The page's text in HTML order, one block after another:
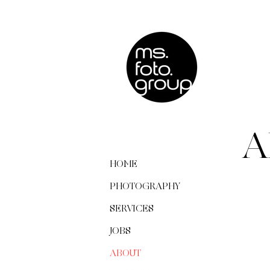
HOME
PHOTOGRAPHY
SERVICES
JOBS
ABOUT